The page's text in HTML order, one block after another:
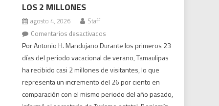
LOS 2 MILLONES
agosto 4, 2026
Staff
Comentarios desactivados
Verano
en
Tamaulipas:
la
afluencia
Por Antonio H. Mandujano Durante los primeros 23
días del periodo vacacional de verano, Tamaulipas
ha recibido casi 2 millones de visitantes, lo que
representa un incremento del 26 por ciento en
comparación con el mismo periodo del año pasado,